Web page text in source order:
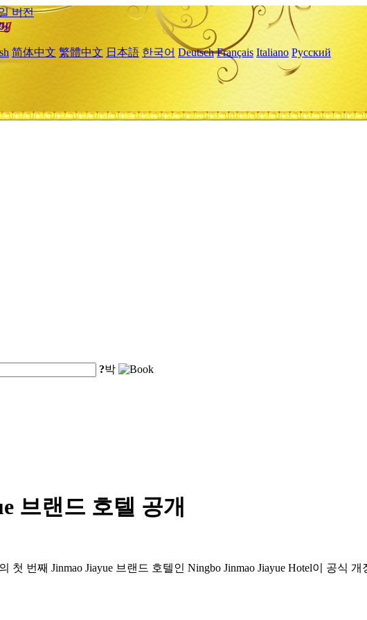
버전
简体中文 繁體中文 日本語 한국어 Deutsch Français Italiano Русский
?박
브랜드 호텔 공개
의 첫 번째 Jinmao Jiayue 브랜드 호텔인 Ningbo Jinmao Jiayue Hotel이 공